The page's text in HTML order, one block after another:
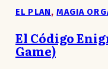
EL PLAN,MAGIA
El Código
Game)